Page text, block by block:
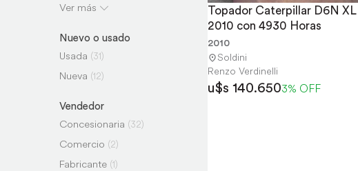
Santa Fe (1)
Neuquén (1)
Ver más
Nuevo o usado
Usada (31)
Nueva (12)
Vendedor
Concesionaria (32)
Comercio (2)
Fabricante (1)
Topador Caterpillar D6N XL
2010 con 4930 Horas
2010
Soldini
Renzo Verdinelli
u$s 140.6503% OFF